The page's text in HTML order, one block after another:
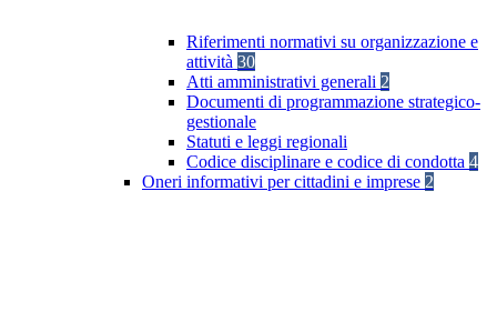
Riferimenti normativi su organizzazione e
attività 30
Atti amministrativi generali 2
Documenti di programmazione strategico-
gestionale
Statuti e leggi regionali
Codice disciplinare e codice di condotta 4
Oneri informativi per cittadini e imprese 2